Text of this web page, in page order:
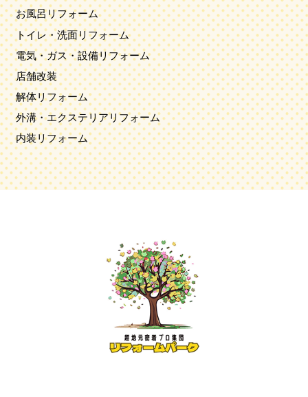
お風呂リフォーム
トイレ・洗面リフォーム
電気・ガス・設備リフォーム
店舗改装
解体リフォーム
外溝・エクステリアリフォーム
内装リフォーム